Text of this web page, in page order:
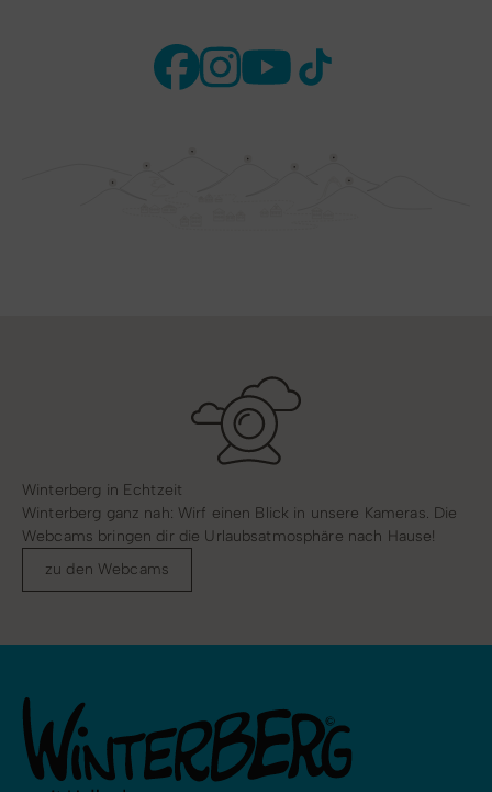
Winterberg in Echtzeit
Winterberg ganz nah: Wirf einen Blick in unsere Kameras. Die
Webcams bringen dir die Urlaubsatmosphäre nach Hause!
zu den Webcams